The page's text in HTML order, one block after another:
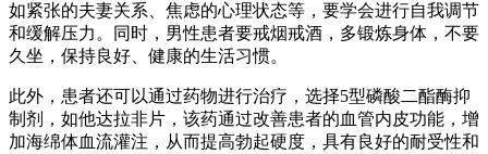
如紧张的夫妻关系、焦虑的心理状态等，要学会进行自我调节
和缓解压力。同时，男性患者要戒烟戒酒，多锻炼身体，不要
久坐，保持良好、健康的生活习惯。
此外，患者还可以通过药物进行治疗，选择5型磷酸二酯酶抑
制剂，如他达拉非片，该药通过改善患者的血管内皮功能，增
加海绵体血流灌注，从而提高勃起硬度，具有良好的耐受性和